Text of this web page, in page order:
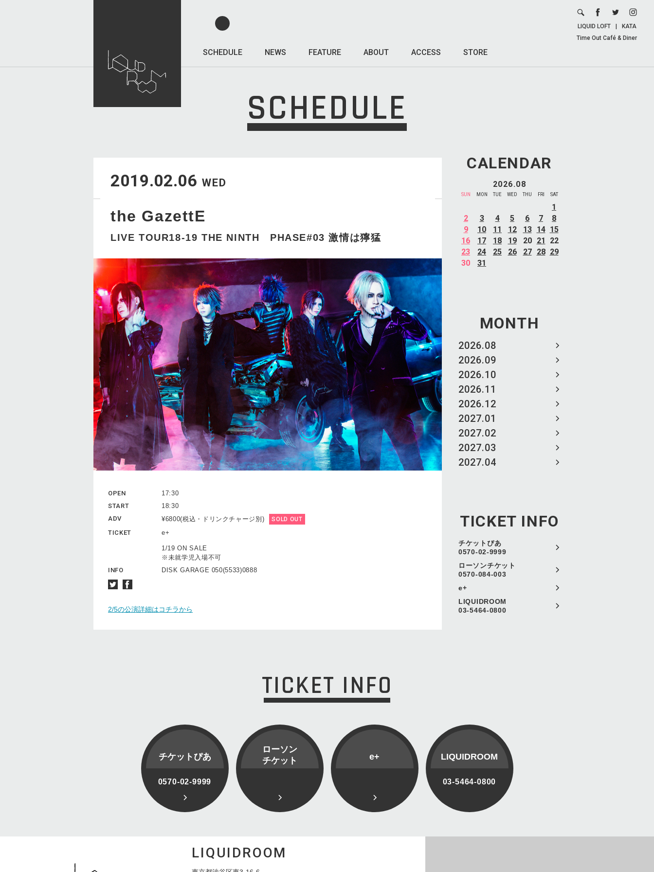
SCHEDULE NEWS FEATURE ABOUT ACCESS STORE
LIQUID LOFT
KATA
Time Out Café & Diner
SCHEDULE
CALENDAR
2026.08
SUN MON TUE WED THU FRI SAT
1
2
3 4 5 6 7
8
9
10 11 12 13 14 15
16
17 18 19 20 21
22
23
24 25 26 27 28 29
30
31
MONTH
2026.08
2026.09
2026.10
2026.11
2026.12
2027.01
2027.02
2027.03
2027.04
TICKET INFO
チケットぴあ
0570-02-9999
ローソンチケット
0570-084-003
e+
LIQUIDROOM
03-5464-0800
2019.02.06 WED
the GazettE
LIVE TOUR18-19 THE NINTH PHASE#03 激情は獰猛
OPEN
17:30
START
18:30
ADV
¥6800(税込・ドリンクチャージ別) SOLD OUT
TICKET e+
1/19 ON SALE
※未就学児入場不可
INFO
DISK GARAGE 050(5533)0888
2/5の公演詳細はコチラから
TICKET INFO
チケットぴあ
0570-02-9999
ローソン
チケット
e+ LIQUIDROOM
03-5464-0800
LIQUIDROOM